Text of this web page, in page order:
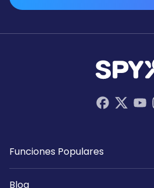
Funciones Populares
Blog